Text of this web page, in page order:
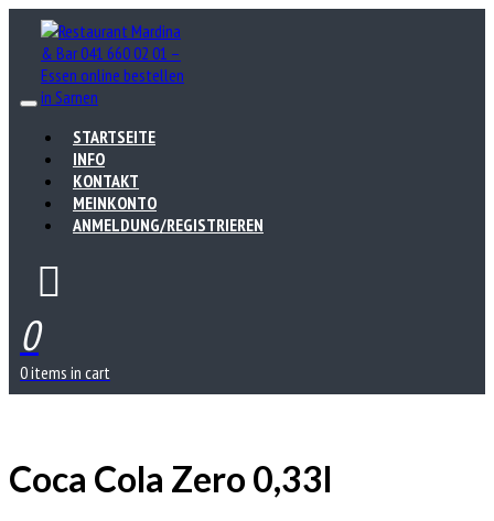
STARTSEITE
INFO
KONTAKT
MEINKONTO
ANMELDUNG/REGISTRIEREN
0
0 items in cart
Coca Cola Zero 0,33l